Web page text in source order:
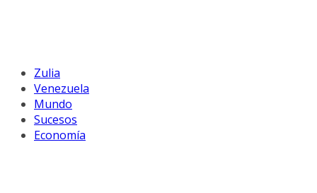
Zulia
Venezuela
Mundo
Sucesos
Economía